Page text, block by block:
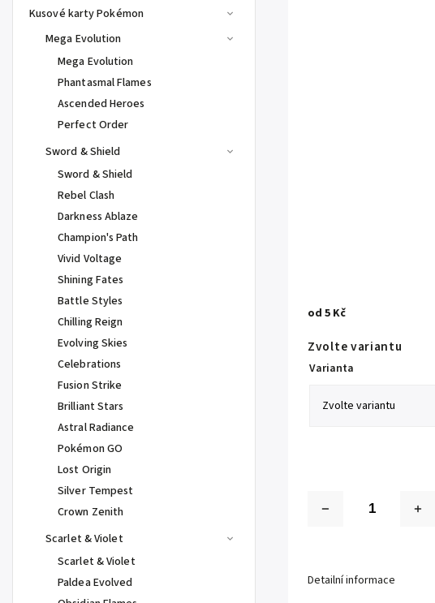
Kusové karty Pokémon
Mega Evolution
Mega Evolution
Phantasmal Flames
Ascended Heroes
Perfect Order
Sword & Shield
Sword & Shield
Rebel Clash
Darkness Ablaze
Champion's Path
Vivid Voltage
Shining Fates
Battle Styles
Chilling Reign
Evolving Skies
Celebrations
Fusion Strike
Brilliant Stars
Astral Radiance
Pokémon GO
Lost Origin
Silver Tempest
Crown Zenith
Scarlet & Violet
Scarlet & Violet
Paldea Evolved
od 5 Kč
Zvolte variantu
Varianta
Detailní informace